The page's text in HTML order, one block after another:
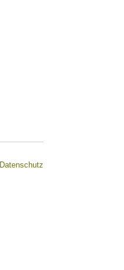
Datenschutz